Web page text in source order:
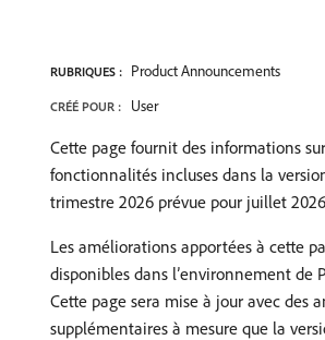
RUBRIQUES : Product Announcements
CRÉÉ POUR : User
Cette page fournit des informations
fonctionnalités incluses dans la
trimestre 2026 prévue pour juillet
Les améliorations apportées à cette
disponibles dans l’environnement de
Cette page sera mise à jour avec des
supplémentaires à mesure que la